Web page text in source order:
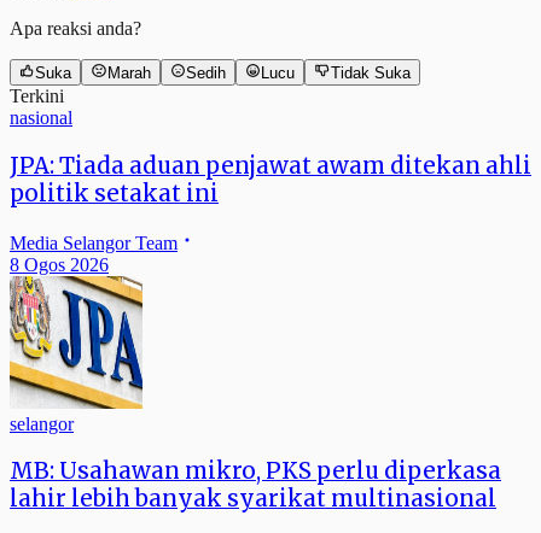
Apa reaksi anda?
Suka Marah Sedih Lucu Tidak Suka
Terkini
nasional
JPA: Tiada aduan penjawat awam ditekan ahli
politik setakat ini
Media Selangor Team
8 Ogos 2026
selangor
MB: Usahawan mikro, PKS perlu diperkasa
lahir lebih banyak syarikat multinasional